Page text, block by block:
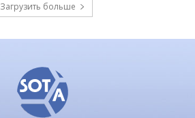
Загрузить больше